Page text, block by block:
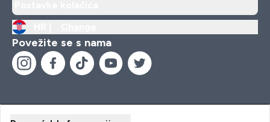
Povežite se s nama